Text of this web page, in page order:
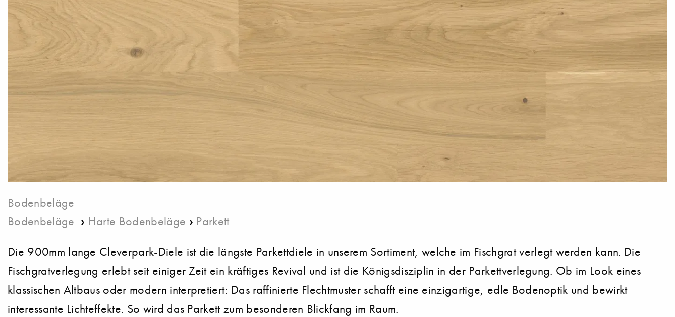
Bodenbeläge
Bodenbeläge › Harte Bodenbeläge › Parkett
Die 900mm lange Cleverpark-Diele ist die längste Parkettdiele in unserem Sortiment, welche im Fischgrat verlegt werden kann. Die
Fischgratverlegung erlebt seit einiger Zeit ein kräftiges Revival und ist die Königsdisziplin in der Parkettverlegung. Ob im Look eines
klassischen Altbaus oder modern interpretiert: Das raffinierte Flechtmuster schafft eine einzigartige, edle Bodenoptik und bewirkt
interessante Lichteffekte. So wird das Parkett zum besonderen Blickfang im Raum.